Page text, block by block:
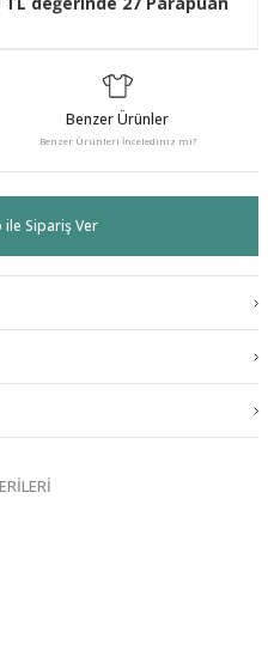
Benzer Ürünler
Benzer Ürünleri İncelediniz mi?
Sipariş Ver